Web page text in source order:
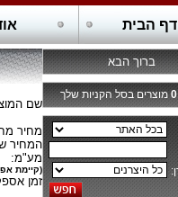
דף הבית
ברוך הבא
0 מוצרים בסל הקניות שלך
שם
מחיר
המחיר
מע"מ:
(קיימת
זמן